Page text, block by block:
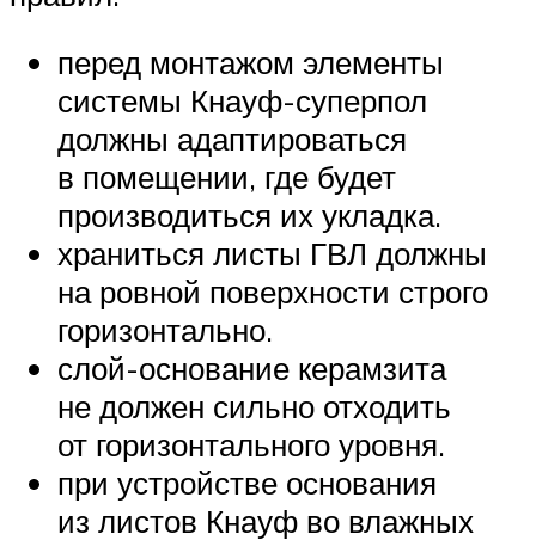
перед монтажом элементы
системы Кнауф-суперпол
должны адаптироваться
в помещении, где будет
производиться их укладка.
храниться листы ГВЛ должны
на ровной поверхности строго
горизонтально.
слой-основание керамзита
не должен сильно отходить
от горизонтального уровня.
при устройстве основания
из листов Кнауф во влажных